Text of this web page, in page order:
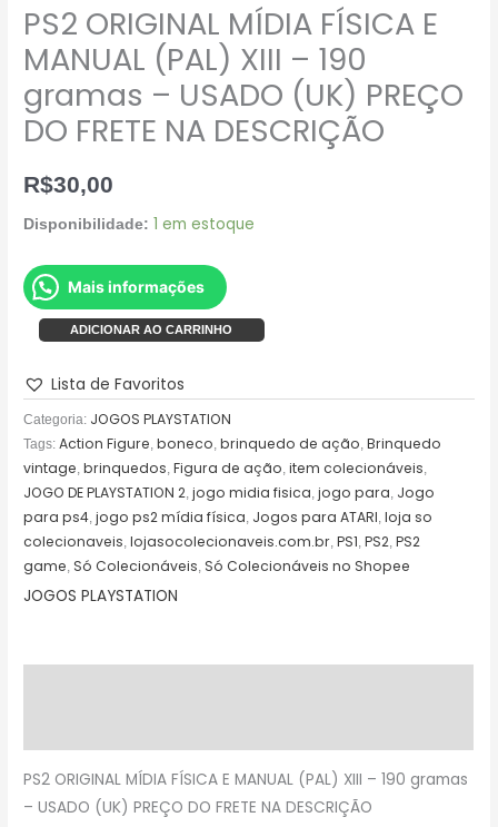
PS2 ORIGINAL MÍDIA FÍSICA E
MANUAL (PAL) XIII – 190
gramas – USADO (UK) PREÇO
DO FRETE NA DESCRIÇÃO
R$30,00
Disponibilidade: 1 em estoque
Mais informações
PREÇO
DO
FRETE
NA
DESCRIÇÃO
ADICIONAR AO CARRINHO
Lista de Favoritos
Categoria: JOGOS PLAYSTATION
Tags: Action Figure ,boneco ,brinquedo de ação ,Brinquedo
vintage ,brinquedos ,Figura de ação ,item colecionáveis
JOGO DE PLAYSTATION 2 ,jogo midia fisica ,jogo para Jogo
para ps4 ,jogo ps2 mídia física Jogos para ATARI ,loja so
colecionaveis ,lojasocolecionaveis.com.br ,PS1 ,PS2 ,PS2
game ,Só Colecionáveis ,Só Colecionáveis no Shopee
JOGOS PLAYSTATION
PS2 ORIGINAL MÍDIA FÍSICA E MANUAL (PAL) XIII – 190 gramas
– USADO (UK) PREÇO DO FRETE NA DESCRIÇÃO